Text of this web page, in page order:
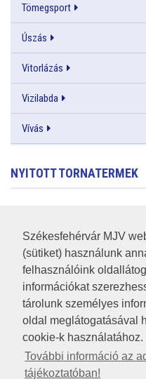
Székesfehérvár MJV
(sütiket) használunk
felhasználóink
információkat
tárolunk személyes
oldal meglátogatásával
cookie-k használatához.
További információ az
tájékoztatóban!
Tömegsport
Úszás
Vitorlázás
Vizilabda
Vívás
NYITOTT TORNATERMEK
RSS
A HONLAP 2017.03.31-I
JOGI NYILATKOZAT
IMPRESSZUM
KÖZÉRDEKŰ ADATOK